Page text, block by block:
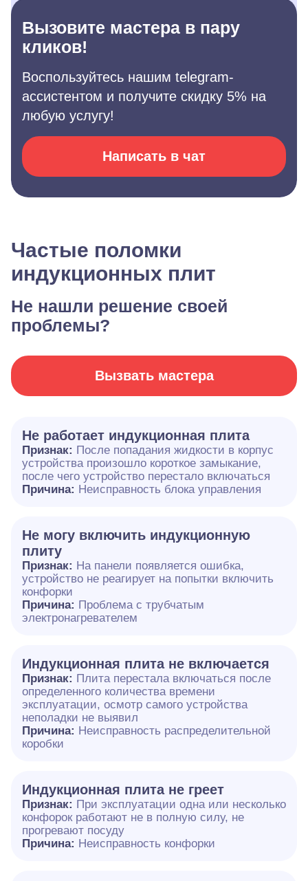
Вызовите мастера в пару
кликов!
Воспользуйтесь нашим telegram-
ассистентом и получите скидку 5% на
любую услугу!
Написать в чат
Частые поломки
индукционных плит
Не нашли решение своей
проблемы?
Вызвать мастера
Не работает индукционная плита
Признак: После попадания жидкости в корпус
устройства произошло короткое замыкание,
после чего устройство перестало включаться
Причина: Неисправность блока управления
Не могу включить индукционную
плиту
Признак: На панели появляется ошибка,
устройство не реагирует на попытки включить
конфорки
Причина: Проблема с трубчатым
электронагревателем
Индукционная плита не включается
Признак: Плита перестала включаться после
определенного количества времени
эксплуатации, осмотр самого устройства
неполадки не выявил
Причина: Неисправность распределительной
коробки
Индукционная плита не греет
Признак: При эксплуатации одна или несколько
конфорок работают не в полную силу, не
прогревают посуду
Причина: Неисправность конфорки